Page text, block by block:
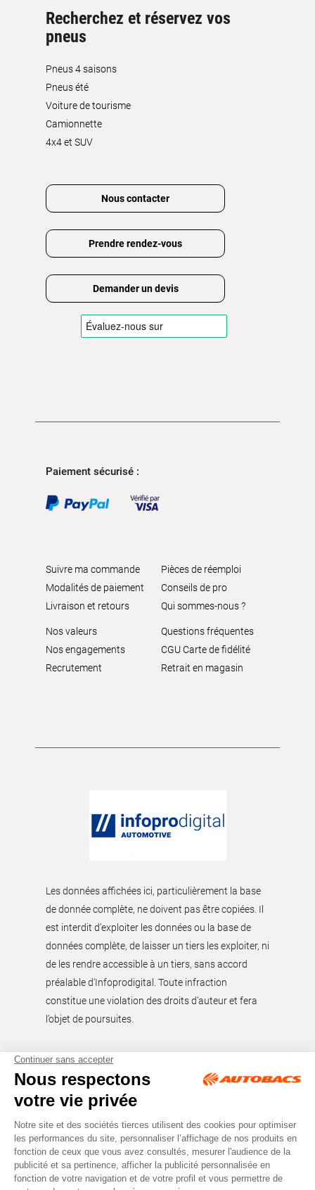
Recherchez et réservez vos
pneus
Pneus 4 saisons
Pneus été
Voiture de tourisme
Camionnette
4x4 et SUV
Nous contacter
Prendre rendez-vous
Demander un devis
Paiement sécurisé :
Suivre ma commande
Modalités de paiement
Livraison et retours
Pièces de réemploi
Conseils de pro
Qui sommes-nous ?
Nos valeurs
Nos engagements
Recrutement
Questions fréquentes
CGU Carte de fidélité
Retrait en magasin
Les données affichées ici, particulièrement la base
de donnée complète, ne doivent pas être copiées. Il
est interdit d’exploiter les données ou la base de
données complète, de laisser un tiers les exploiter, ni
de les rendre accessible à un tiers, sans accord
préalable d'Infoprodigital. Toute infraction
constitue une violation des droits d’auteur et fera
l’objet de poursuites.
Tous droits réservés © Autobacs